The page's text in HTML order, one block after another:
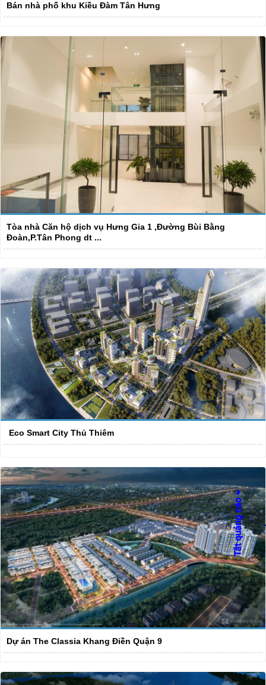
Bán nhà phố khu Kiều Đàm Tân Hưng
Tòa nhà Căn hộ dịch vụ Hưng Gia 1 ,Đường Bùi Bằng
Đoàn,P.Tân Phong dt ...
Eco Smart City Thủ Thiêm
Dự án The Classia Khang Điền Quận 9